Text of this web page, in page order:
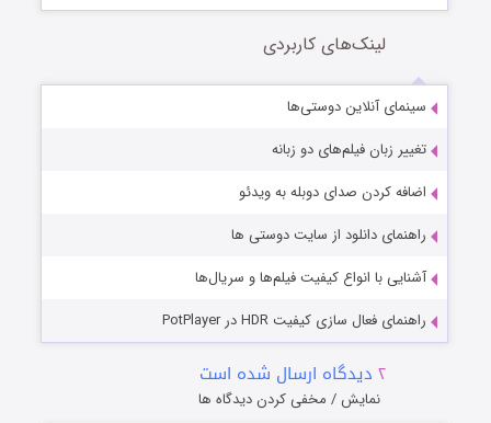
لینک‌های کاربردی
سینمای آنلاین دوستی‌ها
تغییر زبان فیلم‌های دو زبانه
اضافه کردن صدای دوبله به ویدئو
راهنمای دانلود از سایت دوستی ها
آشنایی با انواع کیفیت فیلم‌ها و سریال‌ها
راهنمای فعال سازی کیفیت HDR در PotPlayer
۲ دیدگاه ارسال شده است
نمایش / مخفی کردن دیدگاه ها